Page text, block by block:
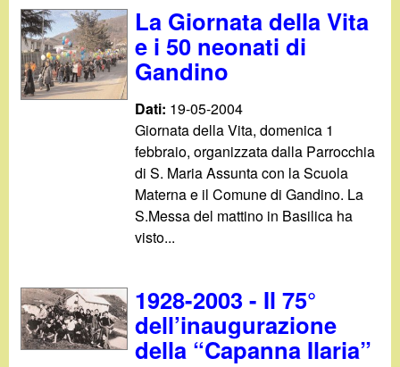
n
o
a
La Giornata della Vita
e i 50 neonati di
Gandino
Dati: 19-05-2004
Giornata della Vita, domenica 1
febbraio, organizzata dalla Parrocchia
di S. Maria Assunta con la Scuola
Materna e il Comune di Gandino. La
S.Messa del mattino in Basilica ha
visto...
1928-2003 - Il 75°
dell’inaugurazione
della “Capanna Ilaria”